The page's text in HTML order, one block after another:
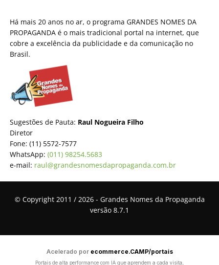
Há mais 20 anos no ar, o programa GRANDES NOMES DA
PROPAGANDA é o mais tradicional portal na internet, que
cobre a excelência da publicidade e da comunicação no
Brasil.
Sugestões de Pauta: Raul Nogueira Filho
Diretor
Fone: (11) 5572-7577
WhatsApp: (011) 98254.5683
e-mail: raul@grandesnomesdapropaganda.com.br
© Copyright 2011 / 2026 - Grandes Nomes da Propaganda
versão 8.7.1
Acelerado por ecommerce.CAMP/portais
Portais de alta performance com IA que aprendem a cada visita,